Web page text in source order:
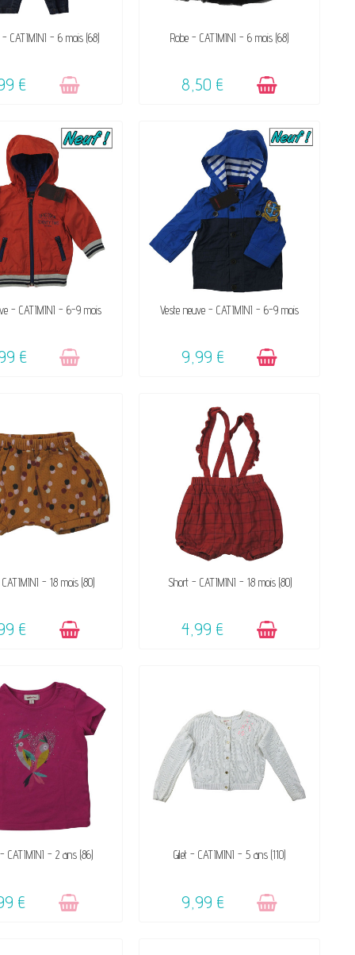
DE SON SUCCÈS
- CATIMINI - 6 mois (68)
€
DISPONIBLE
Robe - CATIMINI - 6 mois (68)
8,50 €
DE SON SUCCÈS
- CATIMINI - 6-9 mois
€
DISPONIBLE
Veste neuve - CATIMINI - 6-9 mois
9,99 €
DISPONIBLE- 18 mois (80)
€
DISPONIBLE
Short - CATIMINI - 18 mois (80)
4,99 €
DE SON SUCCÈS
CATIMINI - 2 ans (86)
€
VENDU, VICTIME DE SON SUCCÈS
Gilet - CATIMINI - 5 ans (110)
9,99 €